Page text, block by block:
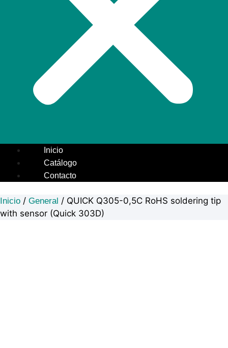
Inicio
Catálogo
Contacto
Inicio / General / QUICK Q305-0,5C RoHS soldering tip
with sensor (Quick 303D)